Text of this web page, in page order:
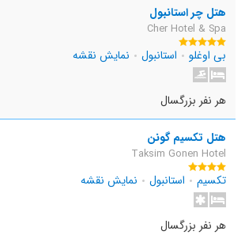
هتل چر استانبول
Cher Hotel & Spa
بی اوغلو استانبول نمایش نقشه
هر نفر بزرگسال
هتل تکسیم گونن
Taksim Gonen Hotel
تکسیم استانبول نمایش نقشه
هر نفر بزرگسال